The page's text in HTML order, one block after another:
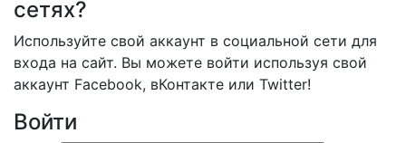
сетях?
Используйте свой аккаунт в социальной сети для
входа на сайт. Вы можете войти используя свой
аккаунт Facebook, вКонтакте или Twitter!
Войти